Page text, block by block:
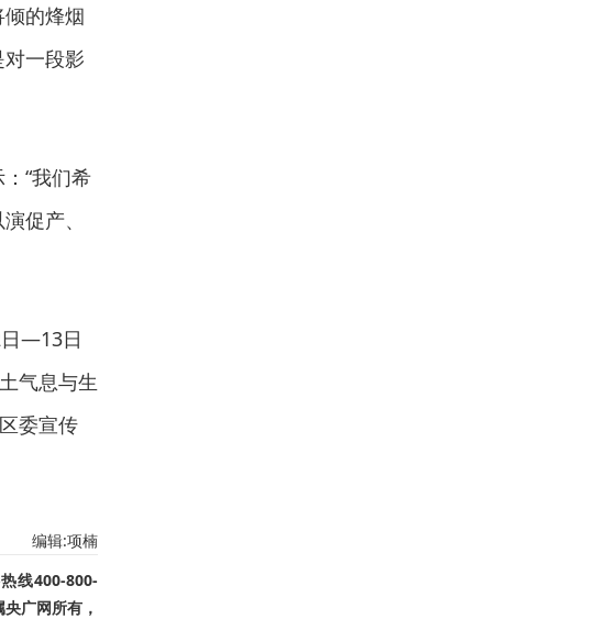
的烽烟
一段影
“我们希
促产、
—13日
气息与生
委宣传
编辑:项楠
线400-800-
广网所有，